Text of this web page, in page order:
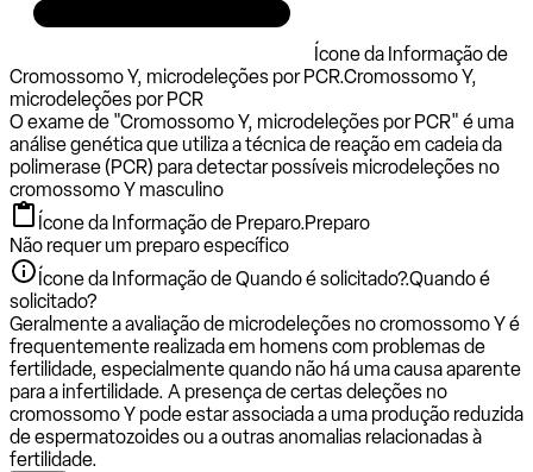
Ícone da Informação de
Cromossomo Y, microdeleções por PCR.Cromossomo Y,
microdeleções por PCR
O exame de "Cromossomo Y, microdeleções por PCR" é uma
análise genética que utiliza a técnica de reação em cadeia da
polimerase (PCR) para detectar possíveis microdeleções no
cromossomo Y masculino
Ícone da Informação de Preparo.Preparo
Não requer um preparo específico
Ícone da Informação de Quando é solicitado?.Quando é
solicitado?
Geralmente a avaliação de microdeleções no cromossomo Y é
frequentemente realizada em homens com problemas de
fertilidade, especialmente quando não há uma causa aparente
para a infertilidade. A presença de certas deleções no
cromossomo Y pode estar associada a uma produção reduzida
de espermatozoides ou a outras anomalias relacionadas à
fertilidade.